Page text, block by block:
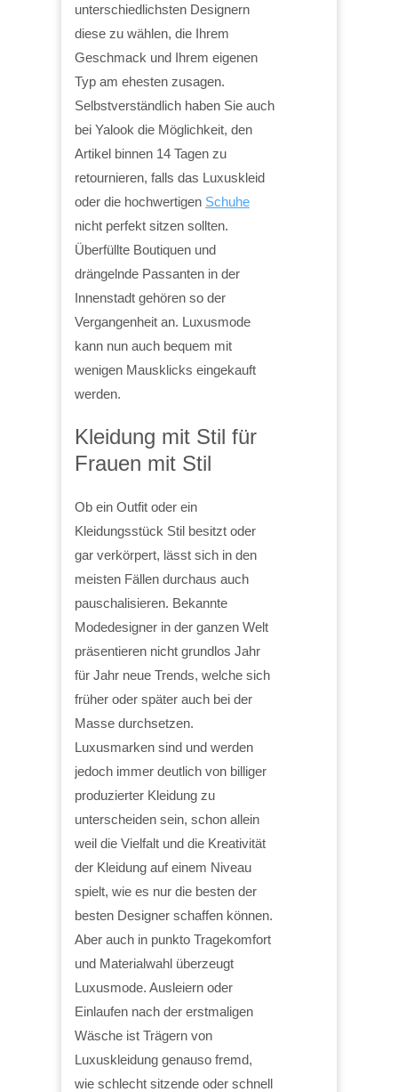
unterschiedlichsten Designern
diese zu wählen, die Ihrem
Geschmack und Ihrem eigenen
Typ am ehesten zusagen.
Selbstverständlich haben Sie auch
bei Yalook die Möglichkeit, den
Artikel binnen 14 Tagen zu
retournieren, falls das Luxuskleid
oder die hochwertigen Schuhe
nicht perfekt sitzen sollten.
Überfüllte Boutiquen und
drängelnde Passanten in der
Innenstadt gehören so der
Vergangenheit an. Luxusmode
kann nun auch bequem mit
wenigen Mausklicks eingekauft
werden.
Kleidung mit Stil für
Frauen mit Stil
Ob ein Outfit oder ein
Kleidungsstück Stil besitzt oder
gar verkörpert, lässt sich in den
meisten Fällen durchaus auch
pauschalisieren. Bekannte
Modedesigner in der ganzen Welt
präsentieren nicht grundlos Jahr
für Jahr neue Trends, welche sich
früher oder später auch bei der
Masse durchsetzen.
Luxusmarken sind und werden
jedoch immer deutlich von billiger
produzierter Kleidung zu
unterscheiden sein, schon allein
weil die Vielfalt und die Kreativität
der Kleidung auf einem Niveau
spielt, wie es nur die besten der
besten Designer schaffen können.
Aber auch in punkto Tragekomfort
und Materialwahl überzeugt
Luxusmode. Ausleiern oder
Einlaufen nach der erstmaligen
Wäsche ist Trägern von
Luxuskleidung genauso fremd,
wie schlecht sitzende oder schnell